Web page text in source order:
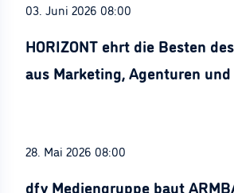
03. Juni 2026 08:00
HORIZONT ehrt die Besten
aus Marketing, Agenturen
28. Mai 2026 08:00
dfv Mediengruppe baut